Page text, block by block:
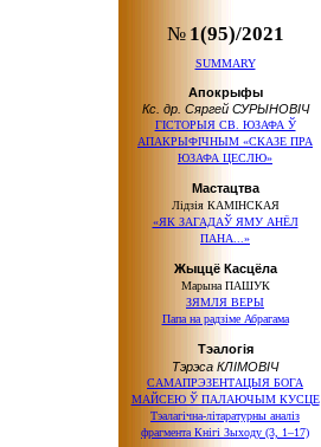
№ 1(95)/2021
SUMMARY
Апокрыфы
Кс. др. Сяргей СУРЫНОВІЧ
ГІСТОРЫЯ СВ. ЮЗАФА Ў
АПАКРЫФІЧНЫМ «СКАЗЕ ПРА
ЮЗАФА ЦЕСЛЮ»
Мастацтва
Лідзія КАМІНСКАЯ
«ЯК ЗАГАДАЎ ЯМУ АНЁЛ
ПАНА...»
Жыццё Касцёла
Марына ПАШУК
ЗЯМЛЯ ВЕРЫ
Папа на радзіме Абрагама
Тэалогія
Тэрэса КЛІМОВІЧ
САМАПРЭЗЕНТАЦЫЯ БОГА
МАЙСЕЮ Ў ПАЛАЮЧЫМ КУСЦЕ
Тэалагічна-літаратурны аналіз
фрагмента Кнігі Зыходу (3, 1–17)